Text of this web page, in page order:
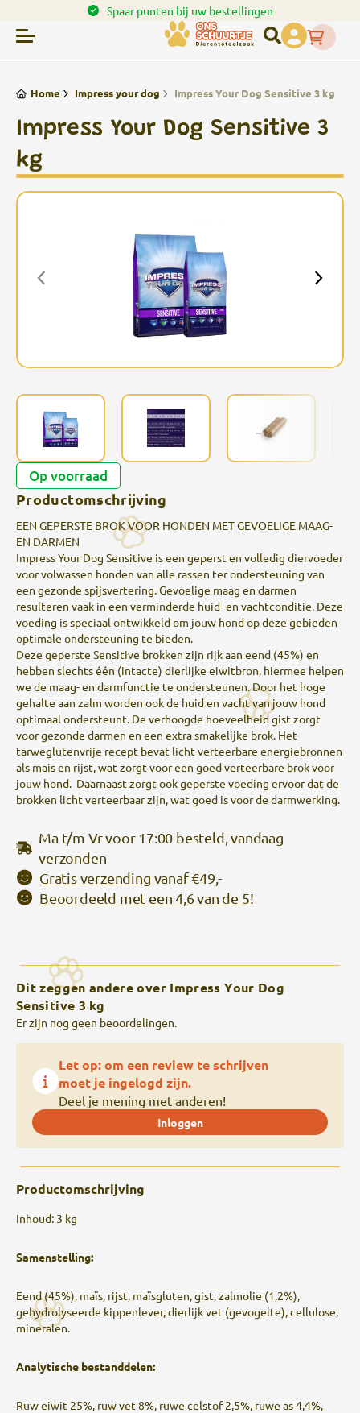
Spaar punten bij uw bestellingen
Home Impress your dog Impress Your Dog Sensitive 3 kg
Impress Your Dog Sensitive 3
kg
Op voorraad
Productomschrijving
EEN GEPERSTE BROK VOOR HONDEN MET GEVOELIGE MAAG-
EN DARMEN
Impress Your Dog Sensitive is een geperst en volledig diervoeder
voor volwassen honden van alle rassen ter ondersteuning van
een gezonde spijsvertering. Gevoelige maag en darmen
resulteren vaak in een verminderde huid- en vachtconditie. Deze
voeding is speciaal ontwikkeld om jouw hond op deze gebieden
optimale ondersteuning te bieden.
Deze geperste Sensitive brokken zijn rijk aan eend (45%) en
hebben slechts één (intacte) dierlijke eiwitbron, hiermee helpen
we de maag- en darmfunctie te ondersteunen. Door het hoge
gehalte aan zalm worden ook de huid en vacht van jouw hond
optimaal ondersteunt. De verhoogde hoeveelheid gist zorgt
voor gezonde darmen en een extra smakelijke brok. Het
tarweglutenvrije recept bevat licht verteerbare energiebronnen
als mais en rijst, wat zorgt voor een goed verteerbare brok voor
jouw hond. Daarnaast zorgt ook geperste voeding ervoor dat de
brokken licht verteerbaar zijn, wat goed is voor de darmwerking.
Ma t/m Vr voor 17:00 besteld, vandaag
verzonden
Gratis verzending vanaf €49,-
Beoordeeld met een 4,6 van de 5!
Dit zeggen andere over Impress Your Dog
Sensitive 3 kg
Er zijn nog geen beoordelingen.
Let op: om een review te schrijven
moet je ingelogd zijn.
Deel je mening met anderen!
Inloggen
Productomschrijving
Inhoud: 3 kg
Samenstelling:
Eend (45%), maïs, rijst, maïsgluten, gist, zalmolie (1,2%),
gehydrolyseerde kippenlever, dierlijk vet (gevogelte), cellulose,
mineralen.
Analytische bestanddelen:
Ruw eiwit 25%, ruw vet 8%, ruwe celstof 2,5%, ruwe as 4,4%,